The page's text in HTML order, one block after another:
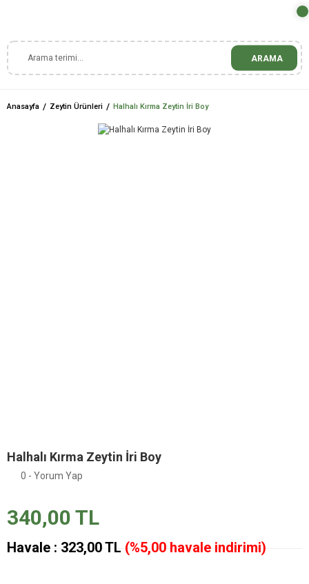
ARAMA
Anasayfa Zeytin Ürünleri Halhalı Kırma Zeytin İri Boy
Halhalı Kırma Zeytin İri Boy
0 - Yorum Yap
340,00 TL
Havale : 323,00 TL (%5,00 havale indirimi)